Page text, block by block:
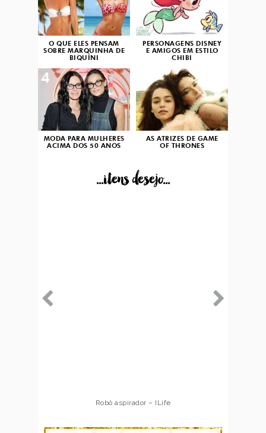
O QUE ELES PENSAM
SOBRE MARQUINHA DE
BIQUÍNI
PERSONAGENS DISNEY
E AMIGOS EM ESTILO
CHIBI
MODA PARA MULHERES
ACIMA DOS 50 ANOS
4
AS ATRIZES DE GAME
OF THRONES
...itens desejo...
Robô aspirador – Multilaser